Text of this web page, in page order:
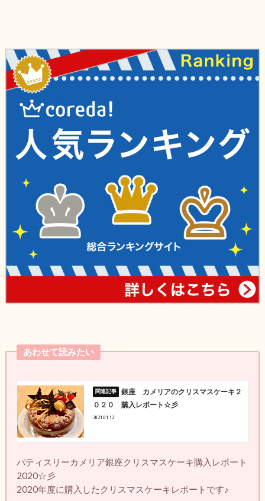
あわせて読みたい
銀座 カメリアのクリスマスケーキ２
０２０ 購入レポート☆彡
2021.01.12
パティスリーカメリア銀座クリスマスケーキ購入レポート
2020☆彡
2020年度に購入したクリスマスケーキレポートです♪